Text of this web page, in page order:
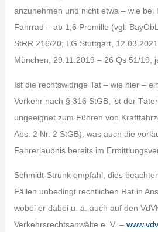
anzunehmen und nicht etwa – wie bei
Fahrrad – ab 1,6 Promille (vgl.
StRR 216/20; LG Stuttgart,
München, 29.11.2019 – 26 Qs 51/19,
Ist die rechtswidrige Tat – wie hier –
Verkehr nach § 316 StGB, ist der
ungeeignet zum Führen von
Abs. 2 Nr. 2 StGB), was auch die
Fahrerlaubnis bereits im
Schmidt-Strunk empfahl, dies
Fällen unbedingt rechtlichen Rat in
wobei er dabei u. a. auch auf den
Verkehrsrechtsanwälte e. V. –